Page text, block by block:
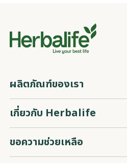
ผลิตภัณฑ์ของเรา
เกี่ยวกับ Herbalife
ขอความช่วยเหลือ